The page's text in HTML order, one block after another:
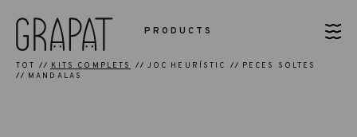
PRODUCTS
TOT KITS COMPLETS JOC HEURÍSTIC
PECES SOLTES
MANDALAS